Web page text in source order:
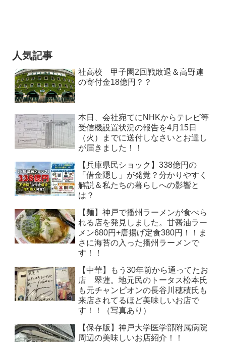
人気記事
社高校 甲子園2回戦敗退＆高野連
の寄付金18億円？？
本日、会社宛てにNHKからテレビ等
受信機設置状況の報告を4月15日
（火）までに送付しなさいとお達し
が届きました！！
【兵庫県民ショック】338億円の
「借金隠し」が発覚？分かりやすく
解説＆私たちの暮らしへの影響と
は？
【麺】神戸で播州ラーメンが食べら
れる店を発見しました。甘醤油ラー
メン680円+唐揚げ定食380円！！ま
さに海苔の入った播州ラーメンで
す！！
【中華】もう30年前から通ってたお
店 翠蓮。地元民のトータス松本氏
も元チャンピオンの長谷川穂積氏も
来店されてるほど美味しいお店で
す！！（写真あり）
【保存版】神戸大学医学部附属病院
周辺の美味しいお店紹介！！